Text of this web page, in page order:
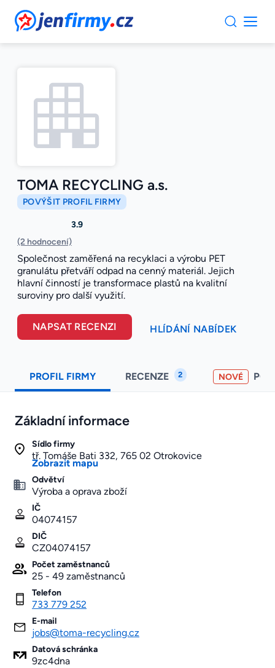
JenFirmy.cz
TOMA RECYCLING a.s.
POVÝŠIT PROFIL FIRMY
3.9
(2 hodnocení)
Společnost zaměřená na recyklaci a výrobu PET
granulátu přetváří odpad na cenný materiál. Jejich
hlavní činností je transformace plastů na kvalitní
suroviny pro další využití.
NAPSAT RECENZI HLÍDÁNÍ NABÍDEK
PROFIL FIRMY RECENZE 2 NOVÉ
Základní informace
Sídlo firmy
tř. Tomáše Bati 332, 765 02 Otrokovice
Zobrazit mapu
Odvětví
Výroba a oprava zboží
IČ
04074157
DIČ
CZ04074157
Počet zaměstnanců
25 - 49 zaměstnanců
Telefon
733 779 252
E-mail
jobs@toma-recycling.cz
Datová schránka
9zc4dna